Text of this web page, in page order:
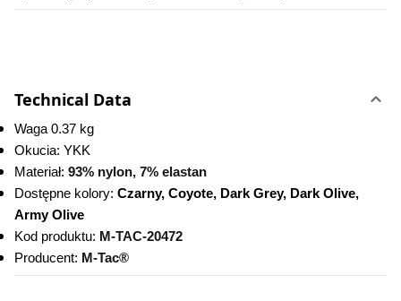
Technical Data
Waga 0.37 kg
Okucia: YKK
Materiał: 93% nylon, 7% elastan
Dostępne kolory: Czarny, Coyote, Dark Grey, Dark Olive,
Army Olive
Kod produktu: M-TAC-20472
Producent: M-Tac®